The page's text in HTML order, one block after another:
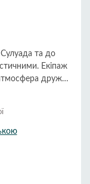
Сулуада та до
Екіпаж
дружня
автомобілем
до туалету.